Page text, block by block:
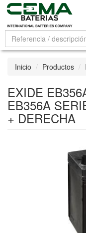
Inicio Productos
EXIDE
EB356A
+ DERECHA